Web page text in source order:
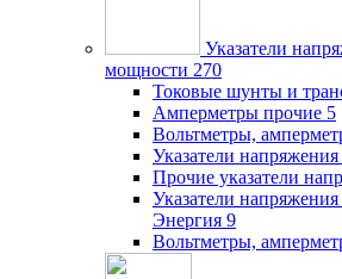
Указатели
мощности 270
Токовые шунты и
Амперметры прочие 5
Вольтметры,
Указатели
Прочие указатели
Указатели
Энергия 9
Вольтметры,